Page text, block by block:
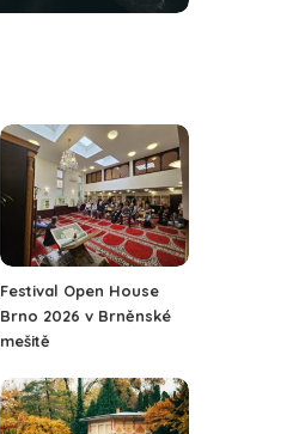
Festival Open House
Brno 2026 v Brněnské
mešitě